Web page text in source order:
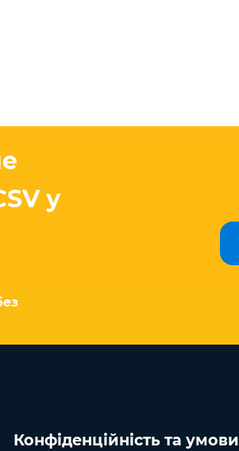
у
Конфіденційність та умови